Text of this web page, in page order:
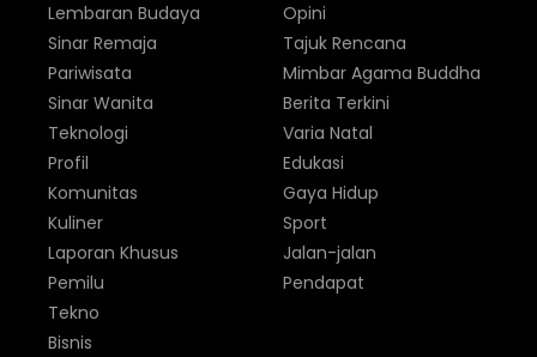
Lembaran Budaya
Sinar Remaja
Pariwisata
Sinar Wanita
Opini
Tajuk Rencana
Mimbar Agama Buddha
Berita Terkini
Teknologi
Profil
Komunitas
Kuliner
Laporan Khusus
Pemilu
Varia Natal
Edukasi
Gaya Hidup
Sport
Jalan-jalan
Pendapat
Tekno
Bisnis